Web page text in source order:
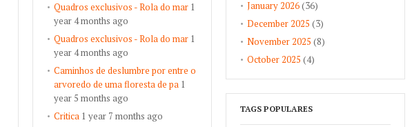
Quadros exclusivos - Rola do mar 1
year 4 months ago
Quadros exclusivos - Rola do mar 1
year 4 months ago
Caminhos de deslumbre por entre o
arvoredo de uma floresta de pa 1
year 5 months ago
Critica 1 year 7 months ago
January 2026(36)
December 2025 (3)
November 2025 (8)
October 2025 (4)
TAGS POPULARES